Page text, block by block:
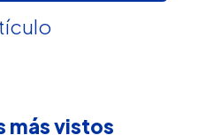
más vistos